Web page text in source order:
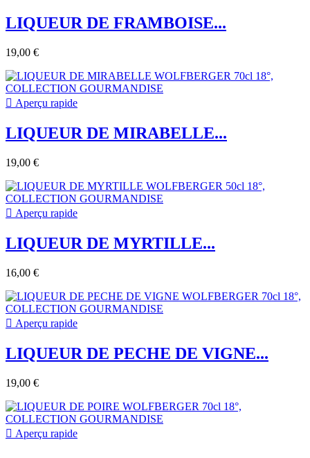
LIQUEUR DE FRAMBOISE...
19,00 €
 Aperçu rapide
LIQUEUR DE MIRABELLE...
19,00 €
 Aperçu rapide
LIQUEUR DE MYRTILLE...
16,00 €
 Aperçu rapide
LIQUEUR DE PECHE DE VIGNE...
19,00 €
 Aperçu rapide